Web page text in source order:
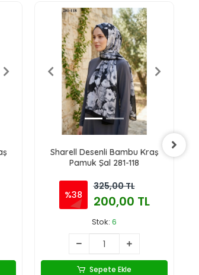
Sharell Desenli Bambu Kraş
Pamuk Şal 281-118
%38
325,00 TL
200,00 TL
Stok: 6
Sepete Ekle